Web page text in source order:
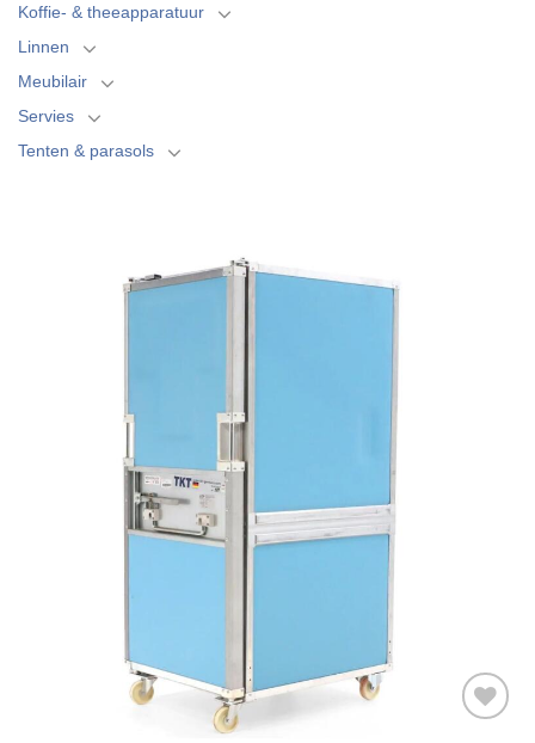
Koffie- & theeapparatuur
Linnen
Meubilair
Servies
Tenten & parasols